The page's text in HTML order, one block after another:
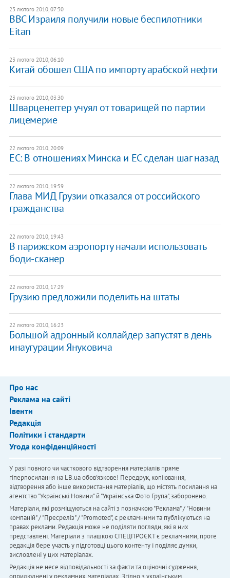
23 лютого 2010, 07:30
ВВС Израиля получили новые беспилотники
Eitan
23 лютого 2010, 06:10
Китай обошел США по импорту арабской нефти
23 лютого 2010, 03:30
Шварценеггер учуял от товарищей по партии
лицемерие
22 лютого 2010, 20:09
ЕС: В отношениях Минска и ЕС сделан шаг назад
22 лютого 2010, 19:59
Глава МИД Грузии отказался от российского
гражданства
22 лютого 2010, 19:43
В парижском аэропорту начали использовать
боди-сканер
22 лютого 2010, 17:29
Грузию предложили поделить на штаты
22 лютого 2010, 16:23
Большой адронный коллайдер запустят в день
инаугурации Януковича
Про нас
Реклама на сайті
Івенти
Редакція
Політики і стандарти
Угода конфіденційності
У разі повного чи часткового відтворення матеріалів пряме
гіперпосилання на LB.ua обов'язкове! Передрук, копіювання,
відтворення або інше використання матеріалів, що містять посилання на
агентство "Українськi Новини" й "Українська Фото Група", заборонено.
Матеріали, які розміщуються на сайті з позначкою "Реклама" / "Новини
компаній" / "Пресреліз" / "Promoted", є рекламними та публікуються на
правах реклами. Редакція може не поділяти погляди, які в них
представлені. Матеріали з плашкою СПЕЦПРОЄКТ є рекламними, проте
редакція бере участь у підготовці цього контенту і поділяє думки,
висловлені у цих матеріалах.
Редакція не несе відповідальності за факти та оціночні судження,
оприлюднені у рекламних матеріалах. Згідно з українським